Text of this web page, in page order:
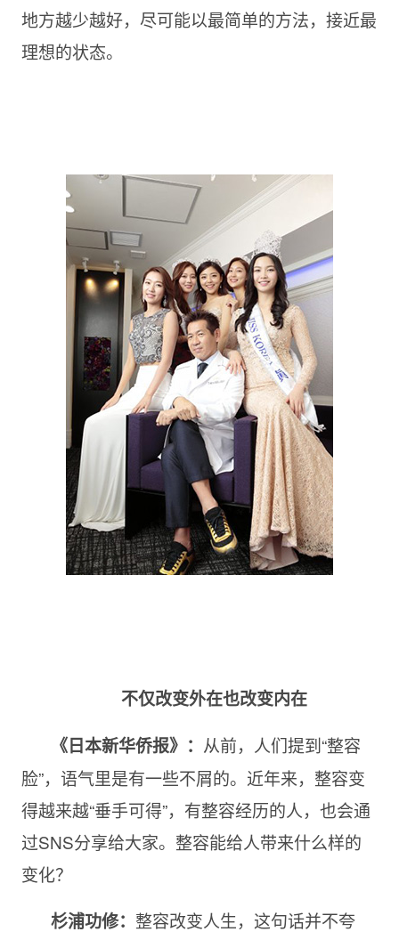
地方越少越好，尽可能以最简单的方法，接近最
理想的状态。
不仅改变外在也改变内在
《日本新华侨报》： 从前，人们提到“整容
脸”，语气里是有一些不屑的。近年来，整容变
得越来越“垂手可得”，有整容经历的人，也会通
过SNS分享给大家。整容能给人带来什么样的
变化？
杉浦功修： 整容改变人生，这句话并不夸